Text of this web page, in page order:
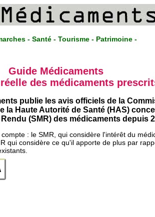
- Santé - Tourisme - Patrimoine -
Guide Médicaments
des médicaments
publie les avis officiels de la
la Haute Autorité de Santé (HAS)
(SMR) des médicaments depuis
: le SMR, qui considère l'intérêt du
qui considère ce qu'il apporte de plus par